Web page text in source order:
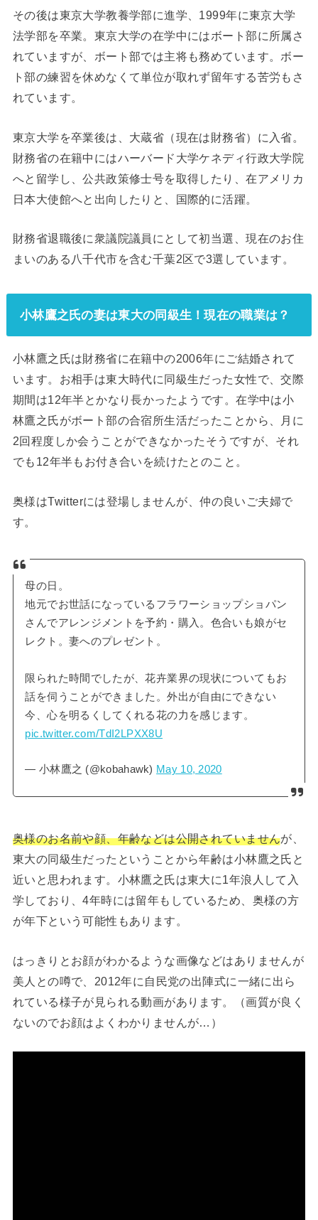
その後は東京大学教養学部に進学、1999年に東京大学
法学部を卒業。東京大学の在学中にはボート部に所属さ
れていますが、ボート部では主将も務めています。ボー
ト部の練習を休めなくて単位が取れず留年する苦労もさ
れています。
東京大学を卒業後は、大蔵省（現在は財務省）に入省。
財務省の在籍中にはハーバード大学ケネディ行政大学院
へと留学し、公共政策修士号を取得したり、在アメリカ
日本大使館へと出向したりと、国際的に活躍。
財務省退職後に衆議院議員にとして初当選、現在のお住
まいのある八千代市を含む千葉2区で3選しています。
小林鷹之氏の妻は東大の同級生！現在の職業は？
小林鷹之氏は財務省に在籍中の2006年にご結婚されて
います。お相手は東大時代に同級生だった女性で、交際
期間は12年半とかなり長かったようです。在学中は小
林鷹之氏がボート部の合宿所生活だったことから、月に
2回程度しか会うことができなかったそうですが、それ
でも12年半もお付き合いを続けたとのこと。
奥様はTwitterには登場しませんが、仲の良いご夫婦で
す。
母の日。
地元でお世話になっているフラワーショップショパン
さんでアレンジメントを予約・購入。色合いも娘がセ
レクト。妻へのプレゼント。
限られた時間でしたが、花卉業界の現状についてもお
話を伺うことができました。外出が自由にできない
今、心を明るくしてくれる花の力を感じます。
pic.twitter.com/TdI2LPXX8U
— 小林鷹之 (@kobahawk) May 10, 2020
奥様のお名前や顔、年齢などは公開されていませんが、
東大の同級生だったということから年齢は小林鷹之氏と
近いと思われます。小林鷹之氏は東大に1年浪人して入
学しており、4年時には留年もしているため、奥様の方
が年下という可能性もあります。
はっきりとお顔がわかるような画像などはありませんが
美人との噂で、2012年に自民党の出陣式に一緒に出ら
れている様子が見られる動画があります。（画質が良く
ないのでお顔はよくわかりませんが…）